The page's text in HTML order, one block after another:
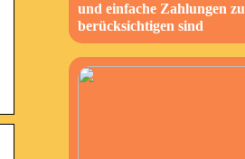
und einfache Zahlungen zu
berücksichtigen sind